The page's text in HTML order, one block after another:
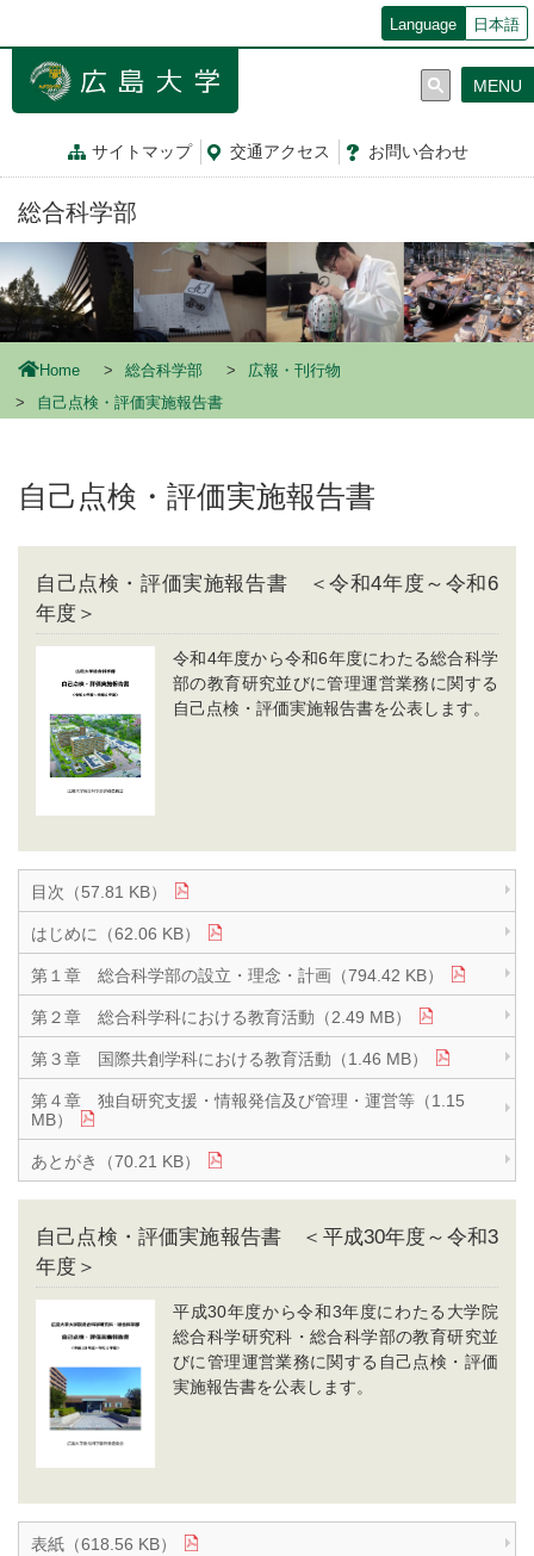
ン
Language 日本語
サイトマップ 交通アクセス お問い合わせ
MENU
総合科学部
Home 総合科学部
広報・刊行物
自己点検・評価実施報告書
自己点検・評価実施報告書
自己点検・評価実施報告書 ＜令和4年度～令和6
年度＞
令和4年度から令和6年度にわたる総合科学
部の教育研究並びに管理運営業務に関する
自己点検・評価実施報告書を公表します。
目次（57.81 KB）
はじめに（62.06 KB）
第１章 総合科学部の設立・理念・計画（794.42 KB）
第２章 総合科学科における教育活動（2.49 MB）
第３章 国際共創学科における教育活動（1.46 MB）
第４章 独自研究支援・情報発信及び管理・運営等（1.15
MB）
あとがき（70.21 KB）
自己点検・評価実施報告書 ＜平成30年度～令和3
年度＞
平成30年度から令和3年度にわたる大学院
総合科学研究科・総合科学部の教育研究並
びに管理運営業務に関する自己点検・評価
実施報告書を公表します。
表紙（618.56 KB）